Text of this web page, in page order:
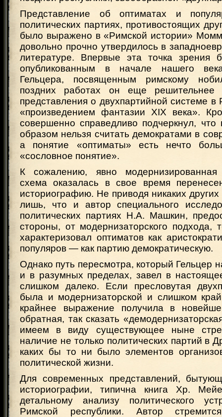
Представление об оптиматах и
политических партиях, противостоящих
было выражено в «Римской истории»
довольно прочно утвердилось в
литературе. Впервые эта точка зрения
опубликованным в начале нашего
Гельцера, посвященным римскому
поздних работах он еще решительнее
представления о двухпартийной системе в
«произведением фантазии XIX века».
совершенно справедливо подчеркнул, что
образом нельзя считать демократами в
а понятие «оптиматы» есть нечто
«сословное понятие».
К сожалению, явно модернизированная
схема оказалась в свое время
историографию. Не приводя никаких
лишь, что и автор специального
политических партиях Н.А. Машкин,
стороны, от модернизаторского
характеризовал оптиматов как
популяров — как партию демократическую.
Однако путь пересмотра, который Гельцер
и в разумных пределах, завел в
слишком далеко. Если пресловутая
была и модернизаторской и слишком
крайнее выражение получила в
обратная, так сказать
имеем в виду существующее ныне
наличие не только политических партий в
каких бы то ни было элементов
политической жизни.
Для современных представлений,
историографии, типична книга Хр.
детальному анализу политического
Римской республики. Автор